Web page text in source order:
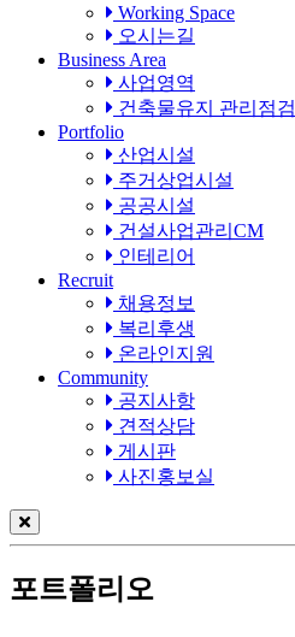
Working Space
오시는길
Business Area
사업영역
건축물유지 관리점검
Portfolio
산업시설
주거상업시설
공공시설
건설사업관리CM
인테리어
Recruit
채용정보
복리후생
온라인지원
Community
공지사항
견적상담
게시판
사진홍보실
포트폴리오